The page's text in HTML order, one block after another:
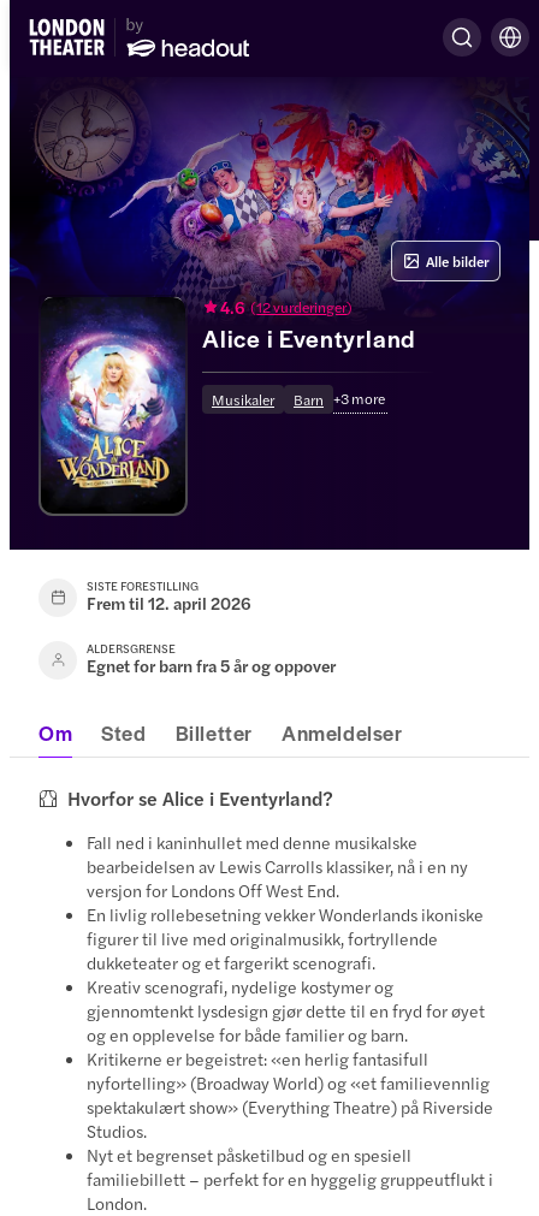
4.6 (12 vurderinger)
Alice i Eventyrland
Musikaler Barn +3more
Alle bilder
SISTE FORESTILLING
Frem til 12. april 2026
ALDERSGRENSE
Egnet for barn fra 5 år og oppover
Om Sted Billetter Anmeldelser
Hvorfor se Alice i Eventyrland?
Fall ned i kaninhullet med denne musikalske
bearbeidelsen av Lewis Carrolls klassiker, nå i en ny
versjon for Londons Off West End.
En livlig rollebesetning vekker Wonderlands ikoniske
figurer til live med originalmusikk, fortryllende
dukketeater og et fargerikt scenografi.
Kreativ scenografi, nydelige kostymer og
gjennomtenkt lysdesign gjør dette til en fryd for øyet
og en opplevelse for både familier og barn.
Kritikerne er begeistret: «en herlig fantasifull
nyfortelling» (Broadway World) og «et familievennlig
spektakulært show» (Everything Theatre) på Riverside
Studios.
Nyt et begrenset påsketilbud og en spesiell
familiebillett – perfekt for en hyggelig gruppeutflukt i
London.